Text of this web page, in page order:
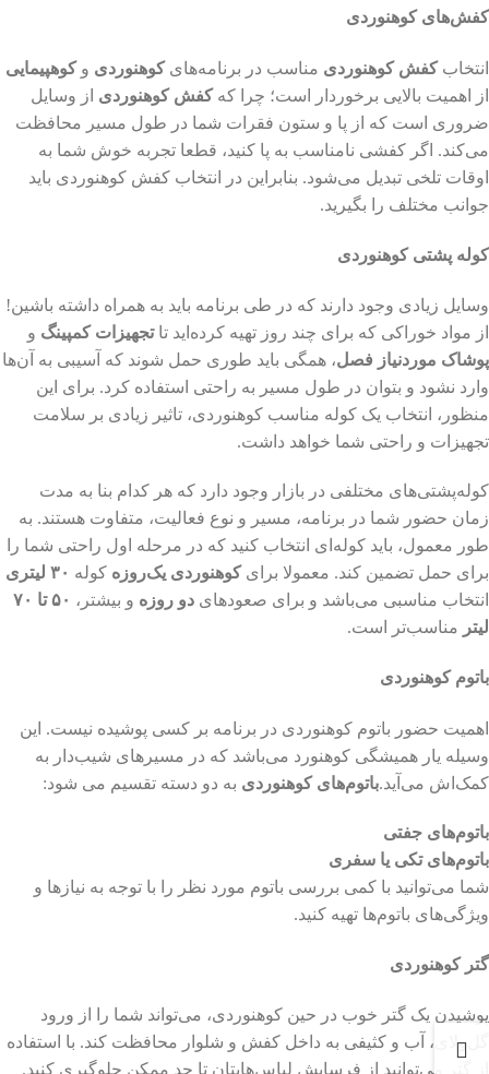
کفش‌های کوهنوردی
انتخابکفش کوهنوردی مناسب در برنامه‌هایکوهنوردی وکوهپیمایی
از اهمیت بالایی برخوردار است؛ چرا کهکفش کوهنوردی از وسایل
ضروری است که از پا و ستون فقرات شما در طول مسیر محافظت
می‌کند. اگر کفشی نامناسب به پا کنید، قطعا تجربه خوش شما به
اوقات تلخی تبدیل می‌شود. بنابراین در انتخاب کفش کوهنوردی باید
جوانب مختلف را بگیرید.
کوله پشتی کوهنوردی
وسایل زیادی وجود دارند که در طی برنامه باید به همراه داشته باشین!
از مواد خوراکی که برای چند روز تهیه کرده‌اید تاتجهیزات کمپینگ و
پوشاک موردنیاز فصل، همگی باید طوری حمل شوند که آسیبی به آن‌ها
وارد نشود و بتوان در طول مسیر به راحتی استفاده کرد. برای این
منظور، انتخاب یک کوله مناسب کوهنوردی، تاثیر زیادی بر سلامت
تجهیزات و راحتی شما خواهد داشت.
کوله‌پشتی‌های مختلفی در بازار وجود دارد که هر کدام بنا به مدت
زمان حضور شما در برنامه، مسیر و نوع فعالیت، متفاوت هستند. به
طور معمول، باید کوله‌ای انتخاب کنید که در مرحله اول راحتی شما را
برای حمل تضمین کند. معمولا برایکوهنوردی یک‌روزه کوله ۳۰ لیتری
انتخاب مناسبی می‌باشد و برای صعودهای دو روزه و بیشتر،
۵۰ تا ۷۰
لیتر مناسب‌تر است.
باتوم کوهنوردی
اهمیت حضور باتوم کوهنوردی در برنامه بر کسی پوشیده نیست. این
وسیله یار همیشگی کوهنورد می‌باشد که در مسیرهای شیب‌دار به
کمک‌اش می‌آید.باتوم‌های کوهنوردی به دو دسته تقسیم می شود:
باتوم‌های جفتی
باتوم‌های تکی یا سفری
شما می‌توانید با کمی بررسی باتوم مورد نظر را با توجه به نیازها و
ویژگی‌های باتوم‌ها تهیه کنید.
گتر کوهنوردی
پوشیدن یک گتر خوب در حین کوهنوردی، می‌تواند شما را از ورود
گل‌ولای، آب و کثیفی به داخل کفش و شلوار محافظت کند. با استفاده
از گتر می‌توانید از فرسایش لباس‌هایتان تا حد ممکن جلوگیری کنید.